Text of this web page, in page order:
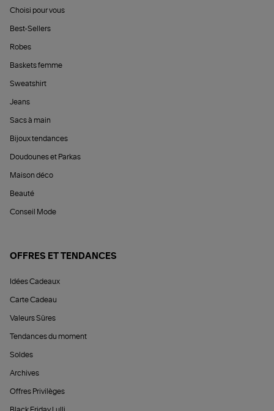
Choisi pour vous
Best-Sellers
Robes
Baskets femme
Sweatshirt
Jeans
Sacs à main
Bijoux tendances
Doudounes et Parkas
Maison déco
Beauté
Conseil Mode
OFFRES ET TENDANCES
Idées Cadeaux
Carte Cadeau
Valeurs Sûres
Tendances du moment
Soldes
Archives
Offres Privilèges